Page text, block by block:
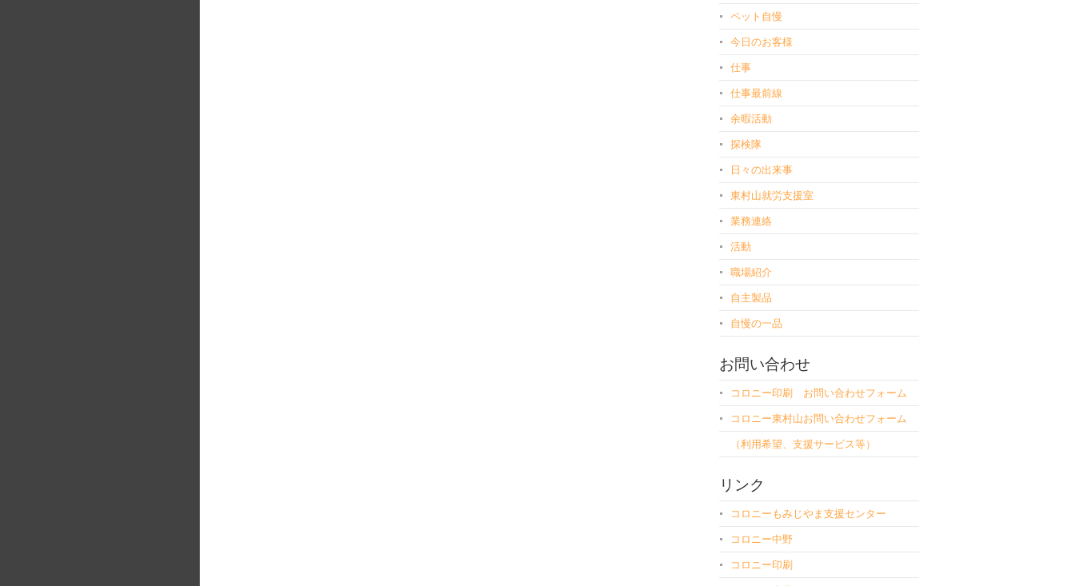
ペット自慢
今日のお客様
仕事
仕事最前線
余暇活動
探検隊
日々の出来事
東村山就労支援室
業務連絡
活動
職場紹介
自主製品
自慢の一品
お問い合わせ
コロニー印刷 お問い合わせフォーム
コロニー東村山お問い合わせフォーム
（利用希望、支援サービス等）
リンク
コロニーもみじやま支援センター
コロニー中野
コロニー印刷